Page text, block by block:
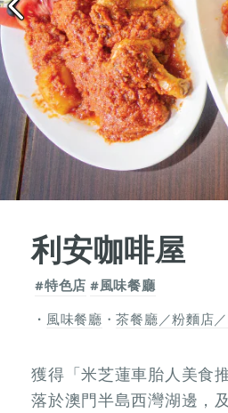
利安咖啡屋
#特色店 #風味餐廳
風味餐廳 ・茶餐廳／粉麵店
獲得「米芝蓮車胎人美食
落於澳門半島西灣湖邊，